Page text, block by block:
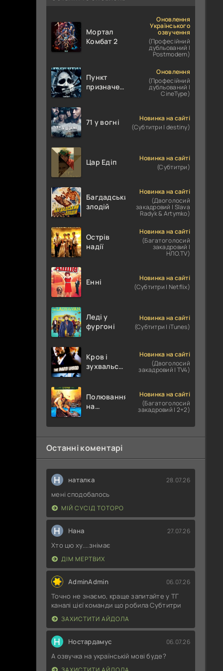
Мортал
Комбат 2
Оновлення
Українського
озвучення
(Професійний
дубльований |
Postmodern)
Пункт
призначення
Оновлення
(Професійний
дубльований |
CineType)
71 у вогні
Новинка на сайті
(Субтитри | destiny)
Цар Едіп
Новинка на сайті
(Субтитри)
Багдадський
злодій
Новинка на сайті
(Двоголосий
закадровий | Slava
Radyk & Artymko)
Острів
надії
Новинка на сайті
(Багатоголосий
закадровий |
НЛО.TV)
Енні
Новинка на сайті
(Субтитри | Netflix)
Леді у
фургоні
Новинка на сайті
(Субтитри | iTunes)
Кров і
зухвальство
Новинка на сайті
(Двоголосий
закадровий | TV4)
Полювання
на
Сутичка
Новинка на сайті
(Багатоголосий
закадровий | 2+2)
Останні коментарі
Н наталка 28.07.26
мені сподобалось
МІЙ СУСІД ТОТОРО
Н Нана 27.07.26
Хто цю ху....знімає
ДІМ МЕРТВИХ
AdminAdmin 06.07.26
Точно не знаємо, краще запитайте у ТГ
каналі цієї команди що робила Субтитри
ЗАХИСТИТИ АЙДОЛА
Н Ностардамус 06.07.26
А озвучка на українській мові буде?